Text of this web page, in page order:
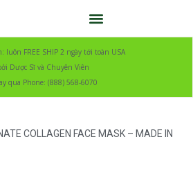
luôn FREE SHIP 2 ngày tới toàn USA
Dược Sĩ và Chuyên Viên
qua Phone: (888) 568-6070
COLLAGEN FACE MASK – MADE IN